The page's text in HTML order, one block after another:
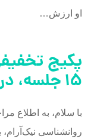
او ارزش…
15 جلسه، در 17 جلسه شرکت کنید
با سلام، به اطلاع
روانشناسی